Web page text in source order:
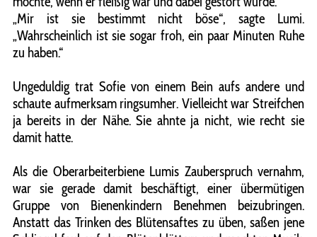
„Mir ist sie bestimmt nicht böse“, sagte Lumi.
„Wahrscheinlich ist sie sogar froh, ein paar Minuten Ruhe
zu haben.“
Ungeduldig trat Sofie von einem Bein aufs andere und
schaute aufmerksam ringsumher. Vielleicht war Streifchen
ja bereits in der Nähe. Sie ahnte ja nicht, wie recht sie
damit hatte.
Als die Oberarbeiterbiene Lumis Zauberspruch vernahm,
war sie gerade damit beschäftigt, einer übermütigen
Gruppe von Bienenkindern Benehmen beizubringen.
Anstatt das Trinken des Blütensaftes zu üben, saßen jene